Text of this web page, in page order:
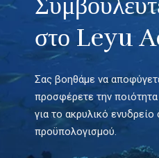
στο Leyu
Σας βοηθάμε να
προσφέρετε την ποιότητα
για το ακρυλικό ενυδρείο
προϋπολογισμού.